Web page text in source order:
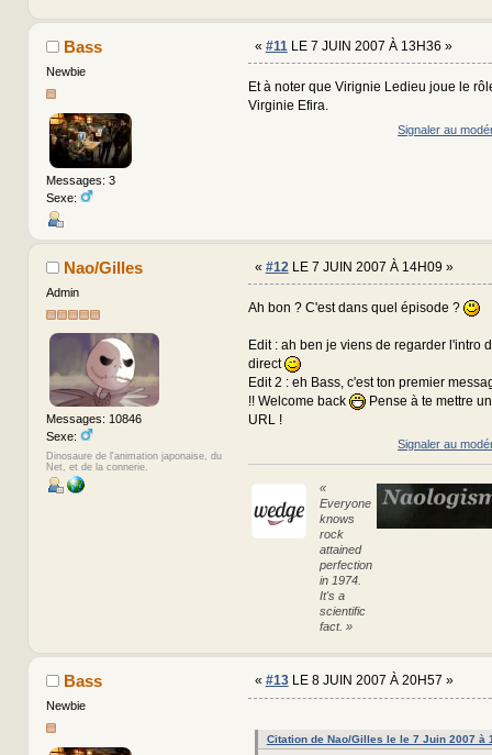
Bass
Newbie
Messages: 3
Sexe:
« #11LE 7 JUIN 2007 À 13H36 »
Et à noter que Virignie Ledieu joue le
Virginie Efira.
Signaler au
Nao/Gilles
Admin
Messages: 10846
Sexe:
Dinosaure de l'animation japonaise, du
Net, et de la connerie.
« #12 LE 7 JUIN 2007 À 14H09 »
Ah bon ? C'est dans quel épisode ?
Edit : ah ben je viens de regarder l'intro
direct
Edit 2 : eh Bass, c'est ton premier
!! Welcome back
Pense à te mettre
URL !
Signaler au
«
Everyone
knows
rock
attained
perfection
in 1974.
It's a
scientific
fact. »
Bass
Newbie
« #13LE 8 JUIN 2007 À 20H57 »
Citation de Nao/Gilles le le 7 Juin 2007 à